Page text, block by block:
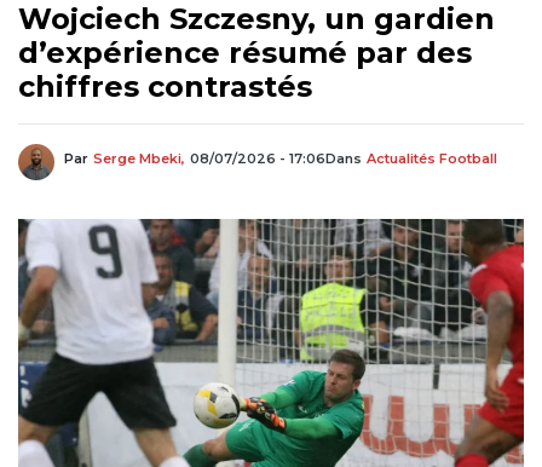
Wojciech Szczesny, un gardien
d’expérience résumé par des
chiffres contrastés
Par Serge Mbeki, 08/07/2026 - 17:06Dans Actualités Football